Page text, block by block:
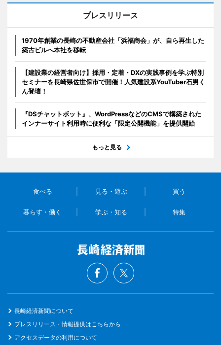
プレスリリース
1970年創業の長崎の不動産会社「浜福商会」が、自ら再生した
築古ビルへ本社を移転
【建設業の経営者向け】採用・定着・DXの実践事例を学ぶ特別
セミナーを長崎県佐世保市で開催！人気建設系YouTuber石男く
ん登壇！
『DSチャットボット』、WordPressなどのCMSで構築された
インナーサイト利用時に便利な「限定公開機能」を提供開始
もっと見る
食べる 見る・遊ぶ 買う
暮らす・働く 学ぶ・知る 特集
長崎経済新聞について
プレスリリース・情報提供はこちらから
アクセスデータの利用について